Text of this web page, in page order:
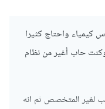
كيمياء واحتاج كثيرا
حاب أغير من نظام
لغير المتخصص ثم انه